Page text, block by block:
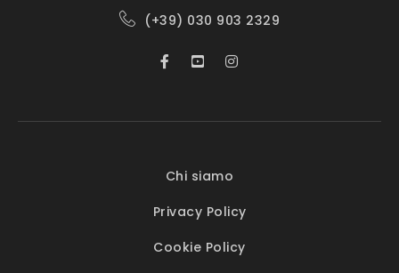
(+39) 030 903 2329
Chi siamo
Privacy Policy
Cookie Policy